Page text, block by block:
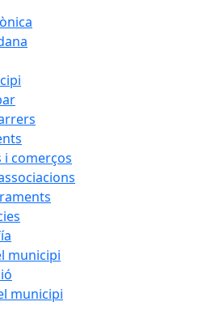
i comerços
municipi
municipi